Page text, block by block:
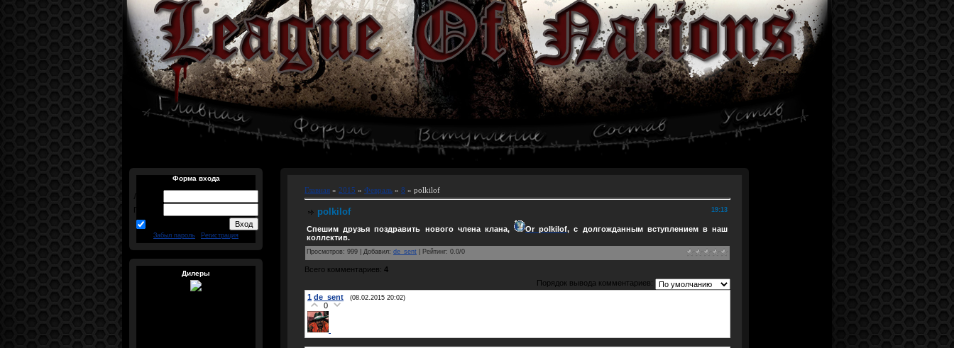
Форма входа
Логин:
Пароль:
Забыл пароль Регистрация
Дилеры
Главная » 2015 » Февраль » 8 » polkilof
19:13
polkilof
Спешим друзья поздравить нового члена клана, Or polkilof, с долгожданным вступлением в наш
коллектив.
Просмотров: 999 Добавил: de_sent Рейтинг: 0.0/0
Всего комментариев: 4
Порядок вывода комментариев:
1 de_sent (08.02.2015 20:02)
0